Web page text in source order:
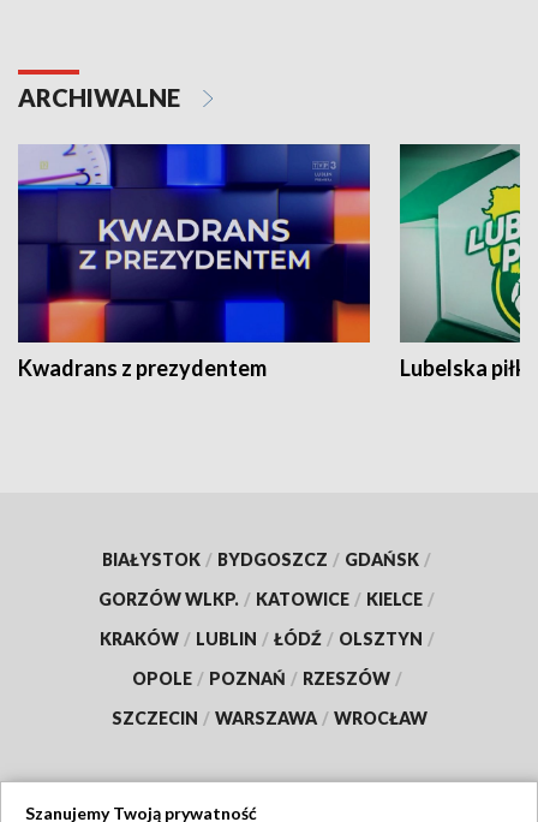
ARCHIWALNE
Kwadrans z prezydentem Lubelska piłka
BIAŁYSTOK / BYDGOSZCZ / GDAŃSK /
GORZÓW WLKP. / KATOWICE / KIELCE /
KRAKÓW / LUBLIN / ŁÓDŹ / OLSZTYN /
OPOLE / POZNAŃ / RZESZÓW /
SZCZECIN / WARSZAWA / WROCŁAW
Szanujemy Twoją prywatność